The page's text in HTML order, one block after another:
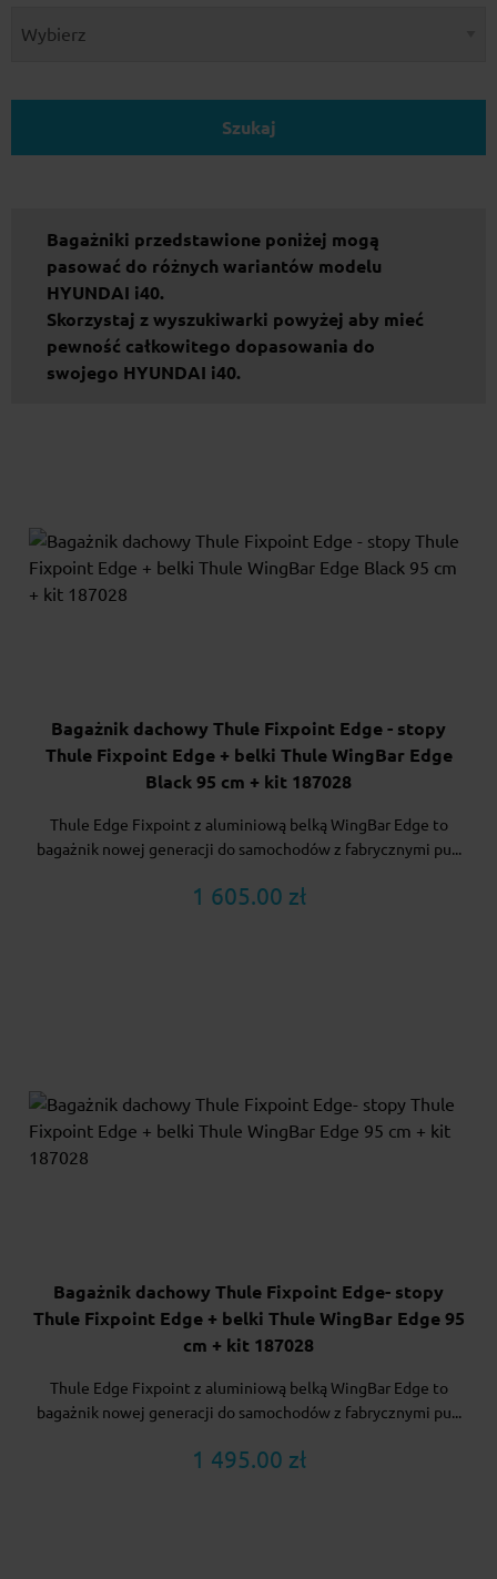
Szukaj
Bagażniki przedstawione poniżej mogą
pasować do różnych wariantów modelu
HYUNDAI i40.
Skorzystaj z wyszukiwarki powyżej aby mieć
pewność całkowitego dopasowania do
swojego HYUNDAI i40.
Bagażnik dachowy Thule Fixpoint Edge - stopy
Thule Fixpoint Edge + belki Thule WingBar Edge
Black 95 cm + kit 187028
Thule Edge Fixpoint z aluminiową belką WingBar Edge to
bagażnik nowej generacji do samochodów z fabrycznymi pu...
1 605.00 zł
Bagażnik dachowy Thule Fixpoint Edge- stopy
Thule Fixpoint Edge + belki Thule WingBar Edge 95
cm + kit 187028
Thule Edge Fixpoint z aluminiową belką WingBar Edge to
bagażnik nowej generacji do samochodów z fabrycznymi pu...
1 495.00 zł